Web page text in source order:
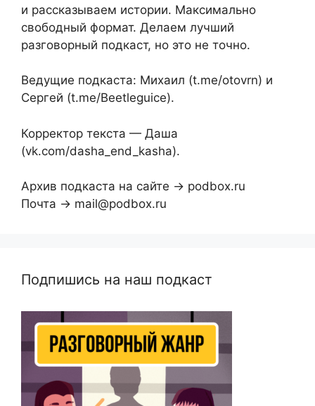
и рассказываем истории. Максимально
свободный формат. Делаем лучший
разговорный подкаст, но это не точно.
Ведущие подкаста: Михаил (t.me/otovrn) и
Сергей (t.me/Beetleguice).
Корректор текста — Даша
(vk.com/dasha_end_kasha).
Архив подкаста на сайте → podbox.ru
Почта → mail@podbox.ru
Подпишись на наш подкаст